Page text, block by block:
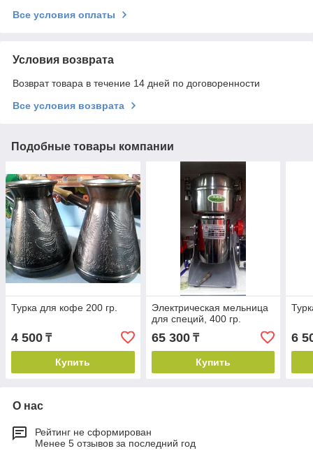
Все условия оплаты
Условия возврата
Возврат товара в течение 14 дней по договоренности
Все условия возврата
Подобные товары компании
Турка для кофе 200 гр.
4 500 ₸
Купить
Электрическая мельница
для специй, 400 гр.
65 300₸
Купить
6
О нас
Рейтинг не сформирован
Менее 5 отзывов за последний год